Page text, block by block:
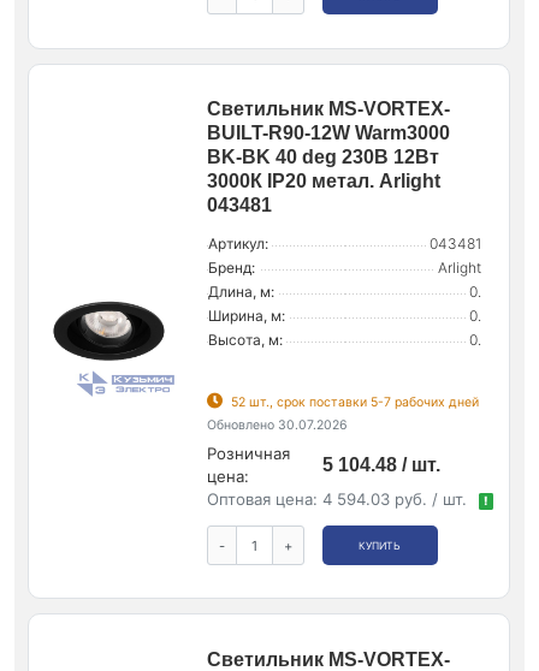
Светильник MS-VORTEX-
BUILT-R90-12W Warm3000
BK-BK 40 deg 230В 12Вт
3000К IP20 метал. Arlight
043481
Артикул:
043481
Бренд:
Arlight
Длина, м:
0.
Ширина, м:
0.
Высота, м:
0.
52 шт., срок поставки 5-7 рабочих дней
Обновлено 30.07.2026
Розничная
цена:
5 104.48 / шт.
Оптовая цена: 4 594.03 руб. / шт. !
- + КУПИТЬ
Светильник MS-VORTEX-